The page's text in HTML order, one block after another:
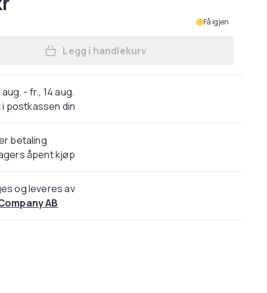
Få igjen
Legg A4 Notemappe Black 40-
Legg i handlekurv
aug. - fr., 14 aug.
postkassen din
betaling
åpent kjøp
og leveres av
AB